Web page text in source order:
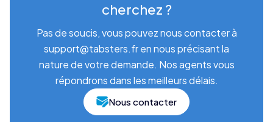
cherchez ?
Pas de soucis, vous pouvez nous contacter à
support@tabsters.fr en nous précisant la
nature de votre demande. Nos agents vous
répondrons dans les meilleurs délais.
Nous contacter